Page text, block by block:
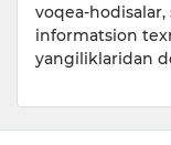
voqea-
informatsion
yangiliklaridan